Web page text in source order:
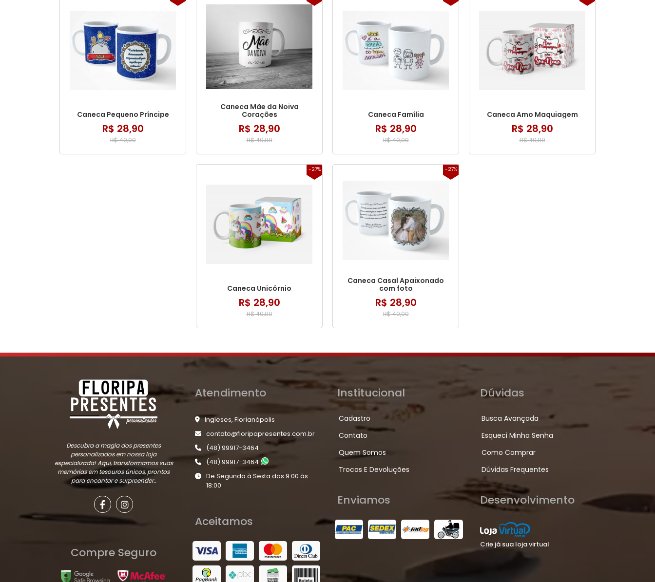
Caneca Pequeno Príncipe
R$ 28,90
R$ 40,00
Caneca Mãe da Noiva
Corações
R$ 28,90
R$ 40,00
Caneca Família
R$ 28,90
R$ 40,00
Caneca Amo Maquiagem
R$ 28,90
R$ 40,00
-27%
Caneca Unicórnio
R$ 28,90
R$ 40,00
-27%
Caneca Casal Apaixonado
com foto
R$ 28,90
R$ 40,00
Descubra a magia dos presentes
personalizados em nossa loja
especializada! Aqui, transformamos suas
memórias em tesouros únicos, prontos
para encantar e surpreender..
Compre Seguro
Atendimento
Ingleses, Florianópolis
contato@floripapresentes.com.br
(48) 99917-3464
(48) 99917-3464
De Segunda à Sexta das 9:00 às
18:00
Aceitamos
Institucional
Cadastro
Contato
Quem Somos
Trocas E Devoluções
Enviamos
Dúvidas
Busca Avançada
Esqueci Minha Senha
Como Comprar
Dúvidas Frequentes
Desenvolvimento
Crie já sua loja virtual